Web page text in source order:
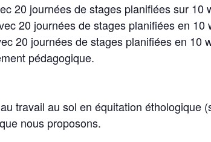
20 journées de stages planifiées sur 10
20 journées de stages planifiées en 10
20 journées de stages planifiées en 10
pédagogique.
travail au sol en équitation éthologique
nous proposons.